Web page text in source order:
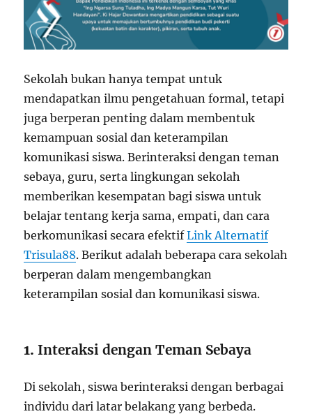
Sekolah bukan hanya tempat untuk
mendapatkan ilmu pengetahuan formal, tetapi
juga berperan penting dalam membentuk
kemampuan sosial dan keterampilan
komunikasi siswa. Berinteraksi dengan teman
sebaya, guru, serta lingkungan sekolah
memberikan kesempatan bagi siswa untuk
belajar tentang kerja sama, empati, dan cara
berkomunikasi secara efektifLink Alternatif
Trisula88. Berikut adalah beberapa cara sekolah
berperan dalam mengembangkan
keterampilan sosial dan komunikasi siswa.
1.Interaksi dengan Teman Sebaya
Di sekolah, siswa berinteraksi dengan berbagai
individu dari latar belakang yang berbeda.